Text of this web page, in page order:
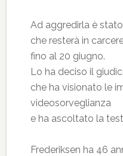
Ad aggredirla è
che resterà in
fino al 20 giugno.
Lo ha deciso il
che ha visionato le
videosorveglianza
e ha ascoltato la
Frederiksen ha 46